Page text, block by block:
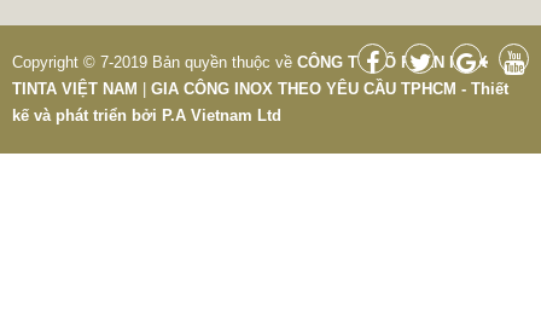
Copyright © 7-2019 Bản quyền thuộc về CÔNG TY CỔ PHẦN INOX
TINTA VIỆT NAM
GIA CÔNG INOX THEO YÊU CẦU TPHCM - Thiết
kế và phát triển bởi P.A Vietnam Ltd